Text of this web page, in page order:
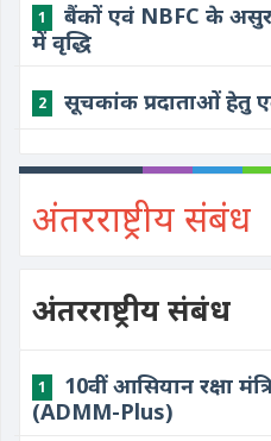
1
बैंकों एवं NBFC के
में वृद्धि
2 सूचकांक प्रदाताओं हेतु
अंतरराष्ट्रीय संबंध
अंतरराष्ट्रीय संबंध
1
10वीं आसियान रक्षा
(ADMM-Plus)